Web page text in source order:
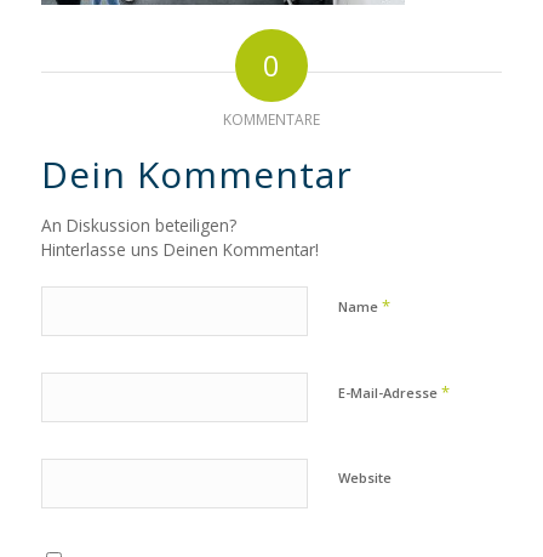
0
KOMMENTARE
Dein Kommentar
An Diskussion beteiligen?
Hinterlasse uns Deinen Kommentar!
Name *
E-Mail-Adresse *
Website